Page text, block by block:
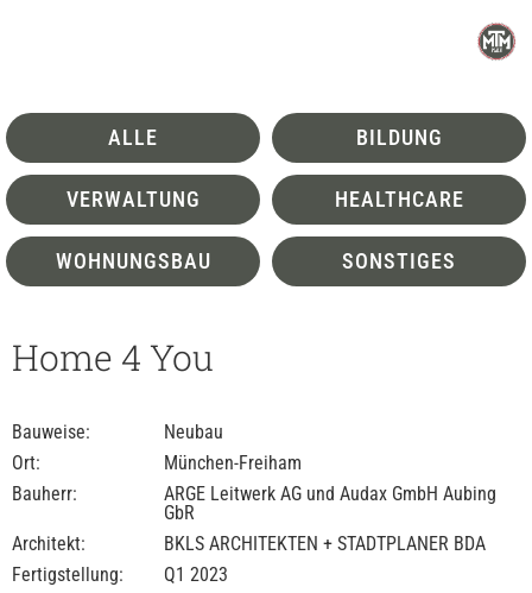
ALLE BILDUNG
VERWALTUNG HEALTHCARE
WOHNUNGSBAU SONSTIGES
Home 4 You
Bauweise:
Neubau
Ort:
München-Freiham
Bauherr:
ARGE Leitwerk AG und Audax GmbH Aubing
GbR
Architekt:
BKLS ARCHITEKTEN + STADTPLANER BDA
Fertigstellung:
Q1 2023